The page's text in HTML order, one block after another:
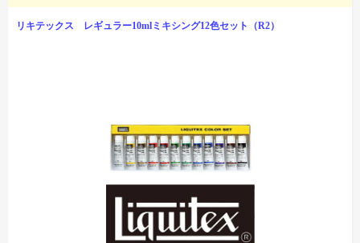
リキテックス レギュラー10mlミキシング12色セット（R2）